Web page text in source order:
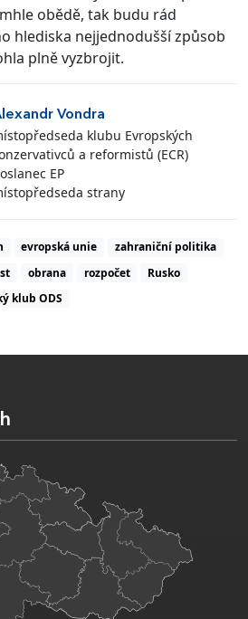
obědě, tak budu rád
hlediska nejjednodušší způsob
plně vyzbrojit.
Vondra
klubu Evropských
a reformistů (ECR)
EP
strany
evropská unie
zahraniční politika
obrana rozpočet
Rusko
klub ODS